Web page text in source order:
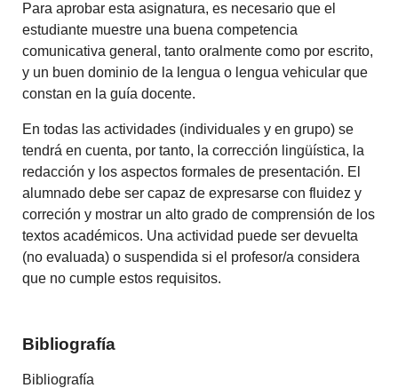
Para aprobar esta asignatura, es necesario que el
estudiante muestre una buena competencia
comunicativa general, tanto oralmente como por escrito,
y un buen dominio de la lengua o lengua vehicular que
constan en la guía docente.
En todas las actividades (individuales y en grupo) se
tendrá en cuenta, por tanto, la corrección lingüística, la
redacción y los aspectos formales de presentación. El
alumnado debe ser capaz de expresarse con fluidez y
correción y mostrar un alto grado de comprensión de los
textos académicos. Una actividad puede ser devuelta
(no evaluada) o suspendida si el profesor/a considera
que no cumple estos requisitos.
Bibliografía
Bibliografía